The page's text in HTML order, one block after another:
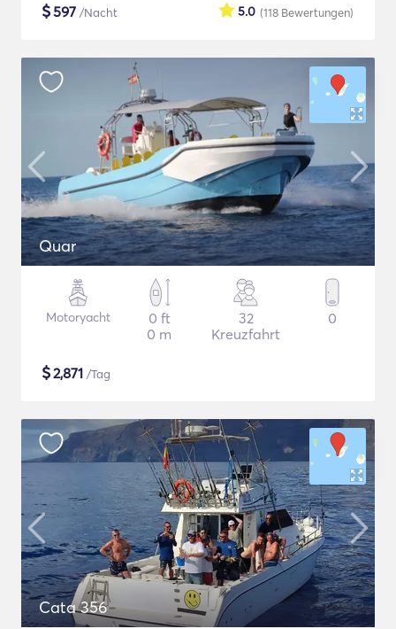
$597 /Nacht (118 Bewertungen)
5.0
Quar
Motoryacht
0 ft
0 m
32
Kreuzfahrt
0
$2,871 /Tag
Cata 356